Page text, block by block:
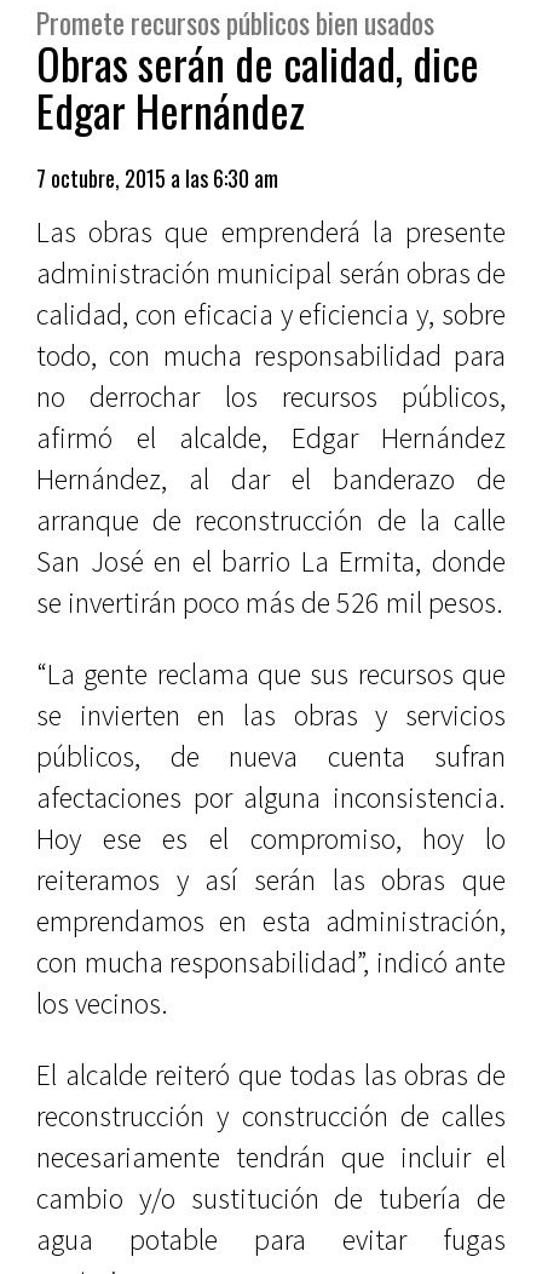
Promete recursos públicos bien usados
Obras serán de calidad, dice
Edgar Hernández
7 octubre, 2015 a las 6:30 am
Las obras que emprenderá la presente
administración municipal serán obras de
calidad, con eficacia y eficiencia y, sobre
todo, con mucha responsabilidad para
no derrochar los recursos públicos,
afirmó el alcalde, Edgar Hernández
Hernández, al dar el banderazo de
arranque de reconstrucción de la calle
San José en el barrio La Ermita, donde
se invertirán poco más de 526 mil pesos.
“La gente reclama que sus recursos que
se invierten en las obras y servicios
públicos, de nueva cuenta sufran
afectaciones por alguna inconsistencia.
Hoy ese es el compromiso, hoy lo
reiteramos y así serán las obras que
emprendamos en esta administración,
con mucha responsabilidad”, indicó ante
los vecinos.
El alcalde reiteró que todas las obras de
reconstrucción y construcción de calles
necesariamente tendrán que incluir el
cambio y/o sustitución de tubería de
agua potable para evitar fugas